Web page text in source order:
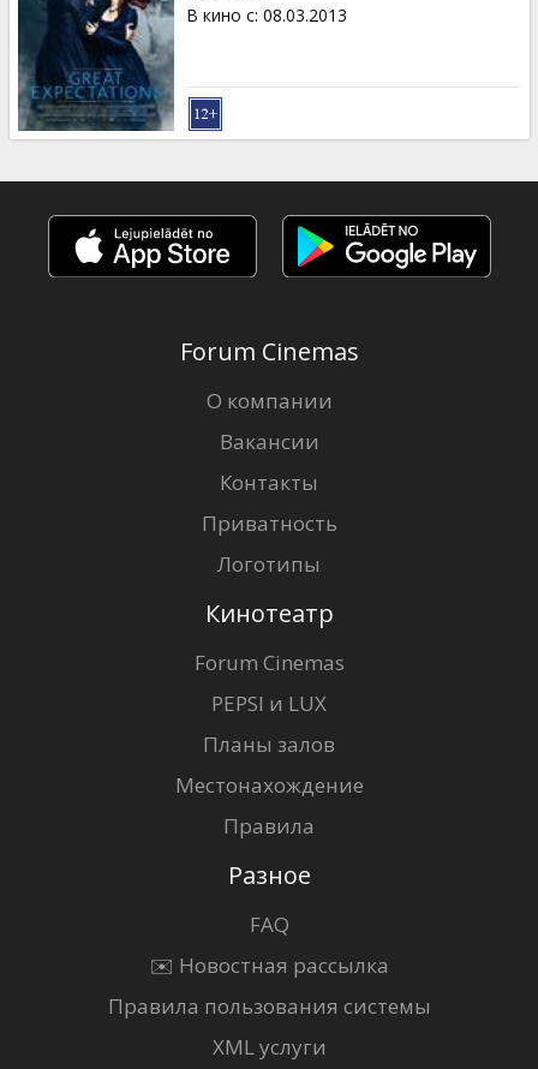
В кино с: 08.03.2013
Forum Cinemas
О компании
Вакансии
Контакты
Приватность
Логотипы
Кинотеатр
Forum Cinemas
PEPSI и LUX
Планы залов
Местонахождение
Правила
Разное
FAQ
✉️ Новостная рассылка
Правила пользования системы
XML услуги